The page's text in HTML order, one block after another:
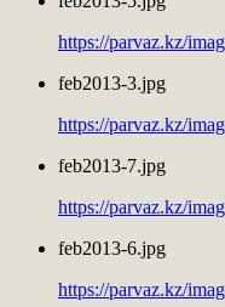
https://parvaz.kz/
feb2013-3.jpg
https://parvaz.kz/
feb2013-7.jpg
https://parvaz.kz/
feb2013-6.jpg
https://parvaz.kz/